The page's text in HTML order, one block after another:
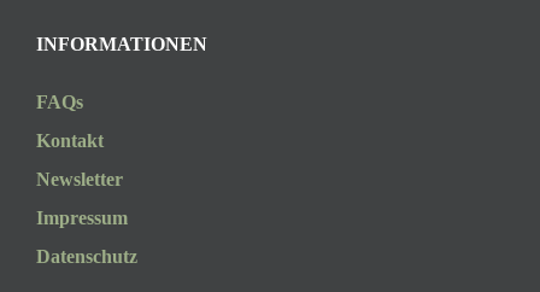
INFORMATIONEN
FAQs
Kontakt
Newsletter
Impressum
Datenschutz